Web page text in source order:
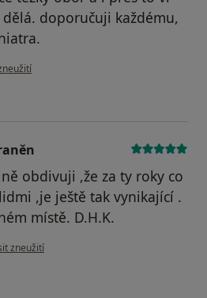
doporučuji každému,
uživatele Michal Wagner
obdivuji ,že za ty roky co
,je ještě tak vynikající .
místě. D.H.K.
uživatele Váš účet byl odstraněn
zneužití